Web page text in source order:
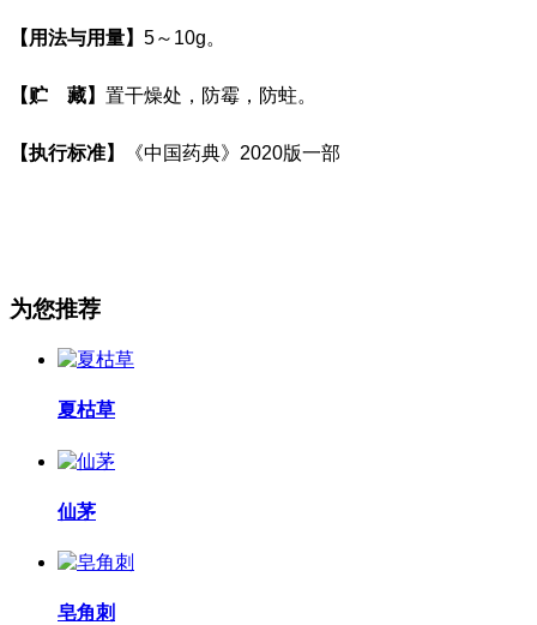
【用法与用量】 5～ 10g。
【贮 藏】 置干燥处，防霉，防蛀。
【执行标准】 《中国药典》 2020版一部
为您推荐
夏枯草
仙茅
皂角刺